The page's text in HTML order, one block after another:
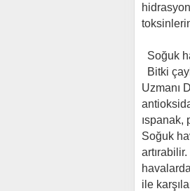
Soğuk
Bitki
Uzmanı
ıspanak,
Soğuk
ile